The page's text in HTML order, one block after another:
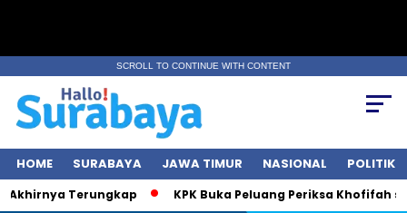
SCROLL TO CONTINUE WITH CONTENT
HOME SURABAYA JAWA TIMUR NASIONAL POLITIK
Terungkap KPK Buka Peluang Periksa Khofifah soal